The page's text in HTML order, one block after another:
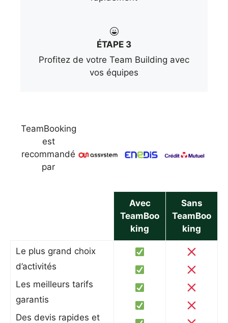
ÉTAPE 3
Profitez de votre Team Building avec
vos équipes
TeamBooking
est
recommandé
par
Avec
TeamBoo
king
Sans
TeamBoo
king
Le plus grand choix
d’activités
Les meilleurs tarifs
garantis
Des devis rapides et